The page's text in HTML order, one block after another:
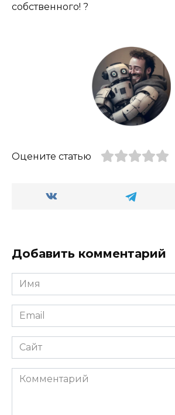
собственного! ?
Оцените статью
Добавить комментарий
Имя
*
Email
*
Сайт
Комментарий